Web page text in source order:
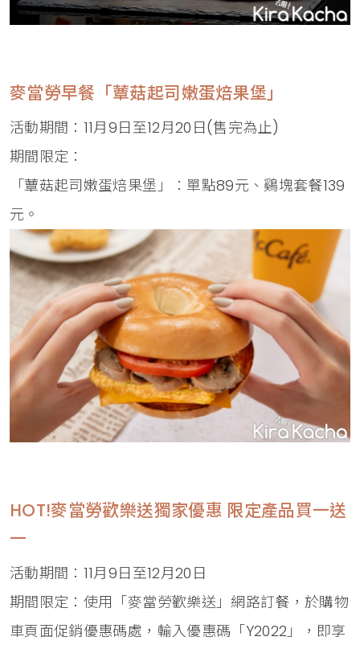
麥當勞早餐「蕈菇起司嫩蛋焙果堡」
活動期間：11月9日至12月20日(售完為止)
期間限定：
「蕈菇起司嫩蛋焙果堡」：單點89元、鷄塊套餐139
元。
HOT!麥當勞歡樂送獨家優惠 限定產品買一送
一
活動期間：11月9日至12月20日
期間限定：使用「麥當勞歡樂送」網路訂餐，於購物
車頁面促銷優惠碼處，輸入優惠碼「Y2022」，即享